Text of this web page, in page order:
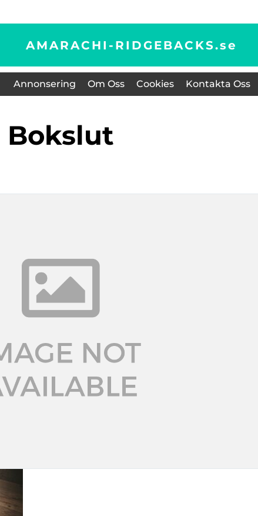
AMARACHI-RIDGEBACKS.se
Annonsering Om Oss Cookies Kontakta Oss
bokslut